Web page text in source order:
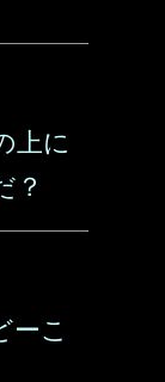
上に
？
ーこ